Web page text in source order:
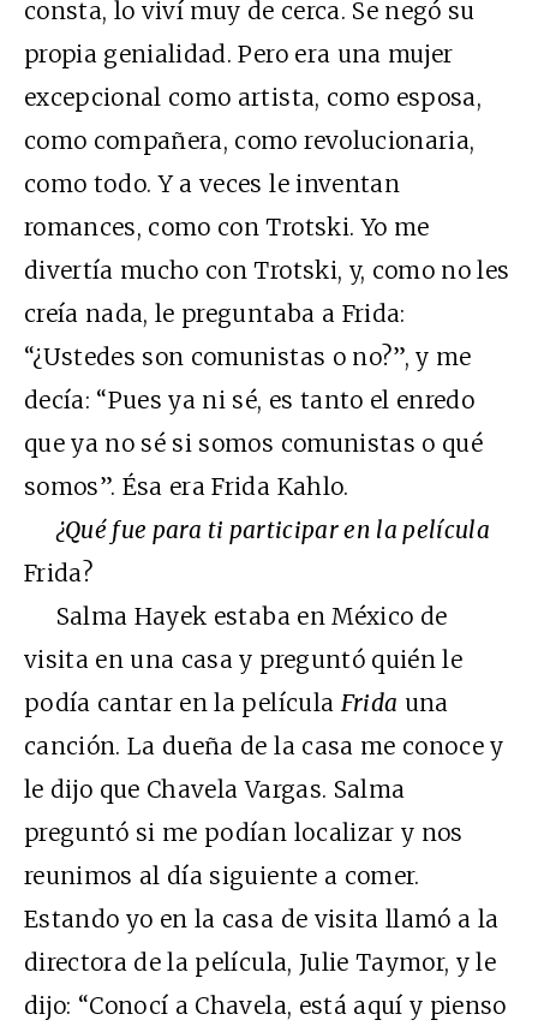
consta, lo viví muy de cerca. Se negó su
propia genialidad. Pero era una mujer
excepcional como artista, como esposa,
como compañera, como revolucionaria,
como todo. Y a veces le inventan
romances, como con Trotski. Yo me
divertía mucho con Trotski, y, como no les
creía nada, le preguntaba a Frida:
“¿Ustedes son comunistas o no?”, y me
decía: “Pues ya ni sé, es tanto el enredo
que ya no sé si somos comunistas o qué
somos”. Ésa era Frida Kahlo.
¿Qué fue para ti participar en la película
Frida?
Salma Hayek estaba en México de
visita en una casa y preguntó quién le
podía cantar en la película Frida una
canción. La dueña de la casa me conoce y
le dijo que Chavela Vargas. Salma
preguntó si me podían localizar y nos
reunimos al día siguiente a comer.
Estando yo en la casa de visita llamó a la
directora de la película, Julie Taymor, y le
dijo: “Conocí a Chavela, está aquí y pienso